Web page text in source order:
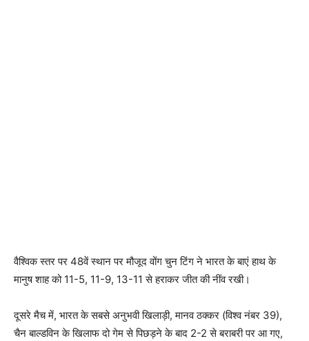
वैश्विक स्तर पर 48वें स्थान पर मौजूद वोंग चुन टिंग ने भारत के बाएं हाथ के
मानुष शाह को 11-5, 11-9, 13-11 से हराकर जीत की नींव रखी।
दूसरे मैच में, भारत के सबसे अनुभवी खिलाड़ी, मानव ठक्कर (विश्व नंबर 39),
चैन बाल्डविन के खिलाफ दो गेम से पिछड़ने के बाद 2-2 से बराबरी पर आ गए,